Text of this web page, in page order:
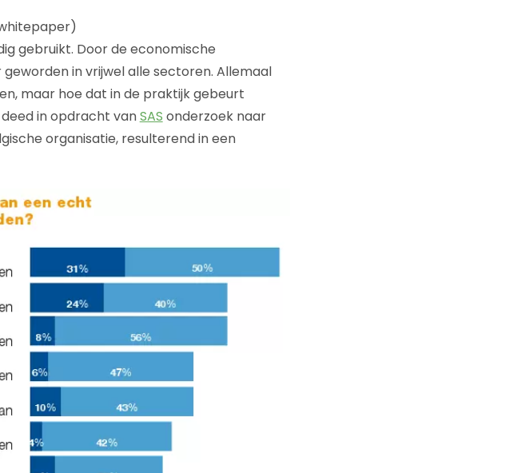
gebruikt. Door de economische
in vrijwel alle sectoren. Allemaal
maar hoe dat in de praktijk gebeurt
deed in opdracht vanSAS onderzoek naar
organisatie, resulterend in een